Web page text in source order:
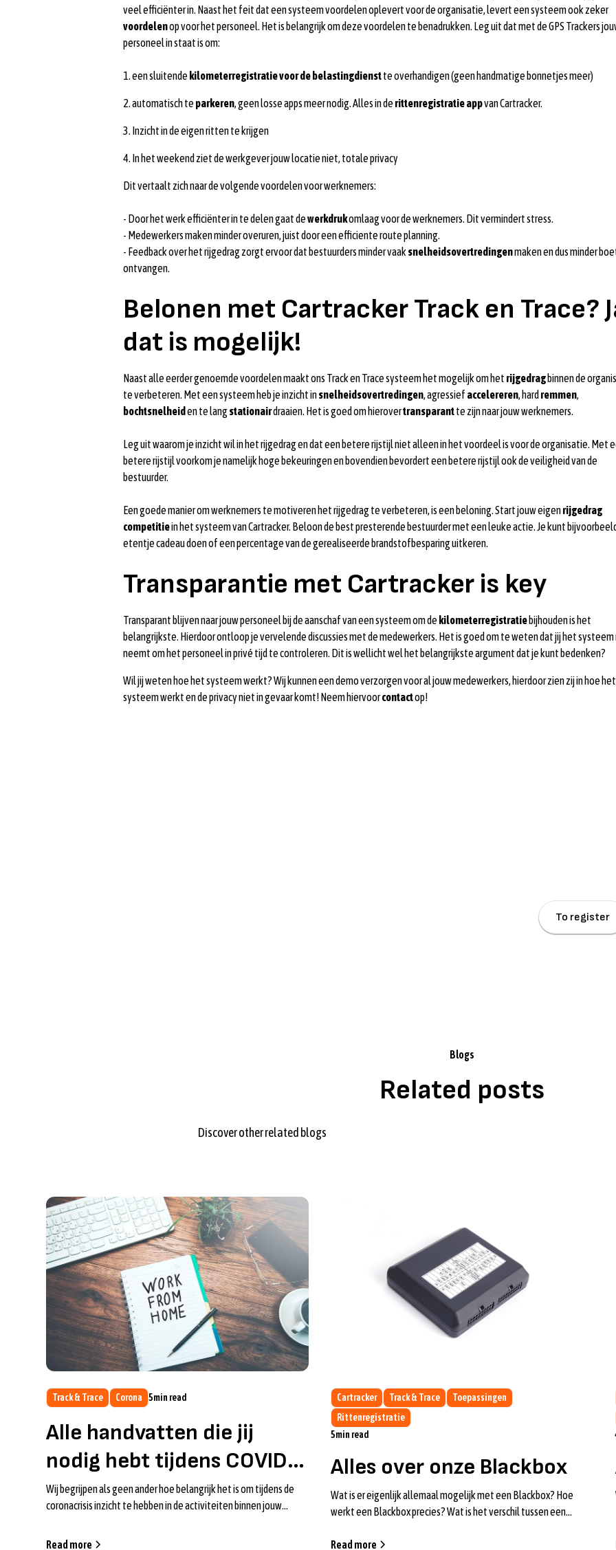
veel efficiënter in. Naast het feit dat een systeem voordelen oplevert voor de organisatie, levert een systeem ook zeker
voordelenop voor het personeel. Het is belangrijk om deze voordelen te benadrukken. Leg uit dat met de GPS Trackers
personeel in staat is om:
1. een sluitende kilometerregistratie voor de belastingdienstte overhandigen (geen handmatige bonnetjes meer)
2. automatisch te parkeren, geen losse apps meer nodig. Alles in de rittenregistratie appvan Cartracker.
3. Inzicht in de eigen ritten te krijgen
4. In het weekend ziet de werkgever jouw locatie niet, totale privacy
Dit vertaalt zich naar de volgende voordelen voor werknemers:
- Door het werk efficiënter in te delen gaat dewerkdrukomlaag voor de werknemers. Dit vermindert stress.
- Medewerkers maken minder overuren, juist door een efficiente route planning.
- Feedback over het rijgedrag zorgt ervoor dat bestuurders minder vaaksnelheidsovertredingenmaken en dus minder
ontvangen.
Belonen met Cartracker Track en Trace?
dat is mogelijk!
Naast alle eerder genoemde voordelen maakt ons Track en Trace systeem het mogelijk om het rijgedrag binnen de
te verbeteren. Met een systeem heb je inzicht insnelheidsovertredingen, agressief accelereren, hard remmen,
bochtsnelheiden te langstationairdraaien. Het is goed om hierovertransparantte zijn naar jouw werknemers.
Leg uit waarom je inzicht wil in het rijgedrag en dat een betere rijstijl niet alleen in het voordeel is voor de organisatie. Met
betere rijstijl voorkom je namelijk hoge bekeuringen en bovendien bevordert een betere rijstijl ook de veiligheid van de
bestuurder.
Een goede manier om werknemers te motiveren het rijgedrag te verbeteren, is een beloning. Start jouw eigenrijgedrag
competitiein het systeem van Cartracker. Beloon de best presterende bestuurder met een leuke actie. Je kunt
etentje cadeau doen of een percentage van de gerealiseerde brandstofbesparing uitkeren.
Transparantie met Cartracker is key
Transparant blijven naar jouw personeel bij de aanschaf van een systeem om de kilometerregistratie bijhouden is het
belangrijkste. Hierdoor ontloop je vervelende discussies met de medewerkers. Het is goed om te weten dat jij het
neemt om het personeel in privé tijd te controleren. Dit is wellicht wel het belangrijkste argument dat je kunt bedenken?
Wil jij weten hoe het systeem werkt? Wij kunnen een demo verzorgen voor al jouw medewerkers, hierdoor zien zij in hoe het
systeem werkt en de privacy niet in gevaar komt! Neem hiervoorcontactop!
Blogs
Related posts
Discover other related blogs
Track & Trace Corona 5min read
Alle handvatten die jij
nodig hebt tijdens COVID-
19
Wij begrijpen als geen ander hoe belangrijk het is om tijdens de
coronacrisis inzicht te hebben in de activiteiten binnen jouw
Read more
Cartracker Track & Trace
Toepassingen
Rittenregistratie
5min read
Alles over onze Blackbox
Wat is er eigenlijk allemaal mogelijk met een Blackbox? Hoe
werkt een Blackbox precies? Wat is het verschil tussen een
Read more